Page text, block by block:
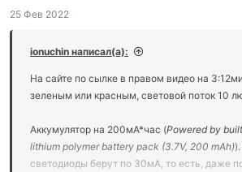
25 Фев 2022
ionuchin написал(а):
На сайте по сылке в правом видео на
зеленым или красным, световой поток 10
Аккумулятор на 200мА*час (Powered by
lithium polymer battery pack (3.7V, 200 mAh)
светодиоды берут по 30мА, то есть, даже